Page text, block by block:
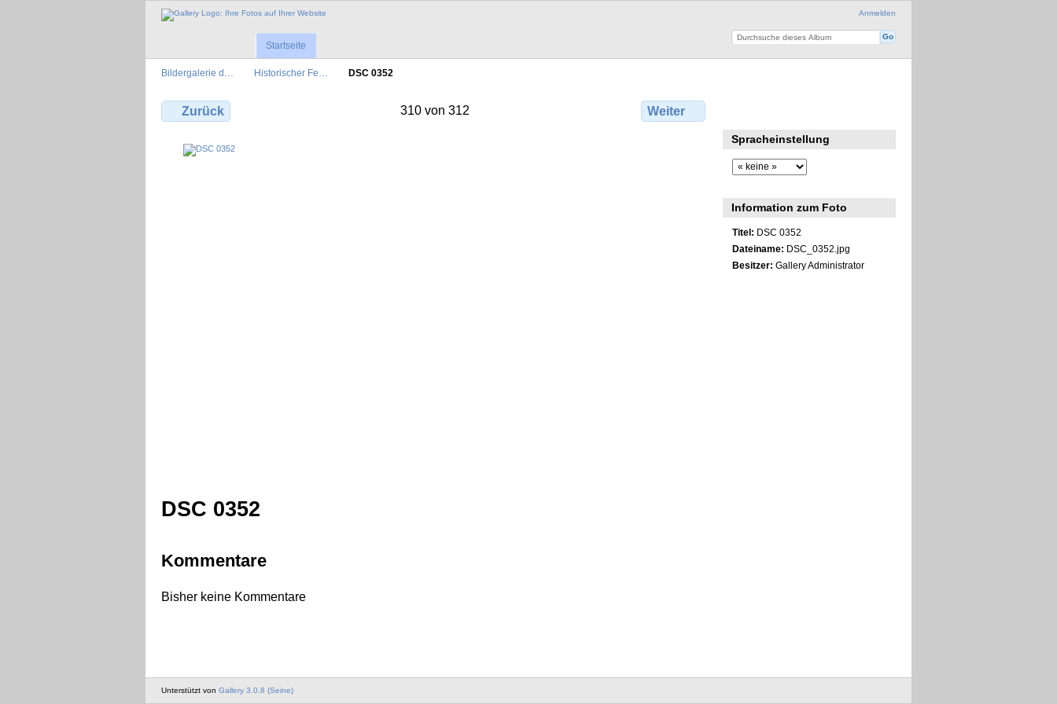
Anmelden
Startseite
Bildergalerie d… Historischer Fe… DSC 0352
Zurück 310 von 312 Weiter
DSC 0352
Kommentare
Bisher keine Kommentare
Spracheinstellung
Information zum Foto
Titel: DSC 0352
Dateiname: DSC_0352.jpg
Besitzer: Gallery Administrator
Unterstützt von Gallery 3.0.8 (Seine)